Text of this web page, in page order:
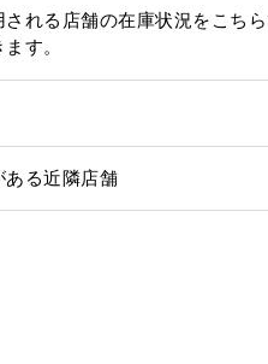
される店舗の在庫状況をこち
す。
ある近隣店舗